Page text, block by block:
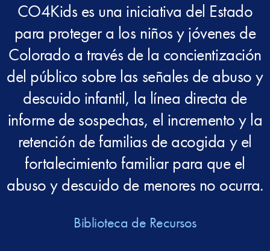
CO4Kids es una iniciativa del Estado
para proteger a los niños y jóvenes de
Colorado a través de la concientización
del público sobre las señales de abuso y
descuido infantil, la línea directa de
informe de sospechas, el incremento y la
retención de familias de acogida y el
fortalecimiento familiar para que el
abuso y descuido de menores no ocurra.
Biblioteca de Recursos